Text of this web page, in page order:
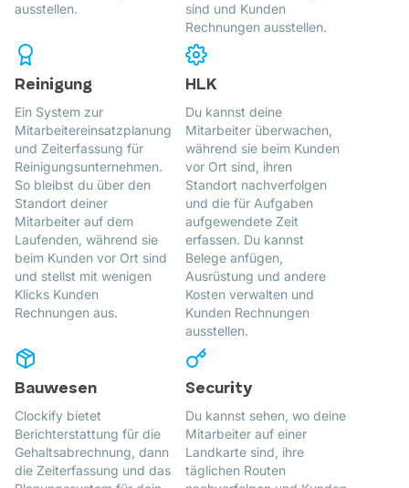
ausstellen.
sind und Kunden
Rechnungen ausstellen.
Reinigung
Ein System zur
Mitarbeitereinsatzplanung
und Zeiterfassung für
Reinigungsunternehmen.
So bleibst du über den
Standort deiner
Mitarbeiter auf dem
Laufenden, während sie
beim Kunden vor Ort sind
und stellst mit wenigen
Klicks Kunden
Rechnungen aus.
HLK
Du kannst deine
Mitarbeiter überwachen,
während sie beim Kunden
vor Ort sind, ihren
Standort nachverfolgen
und die für Aufgaben
aufgewendete Zeit
erfassen. Du kannst
Belege anfügen,
Ausrüstung und andere
Kosten verwalten und
Kunden Rechnungen
ausstellen.
Bauwesen
Clockify bietet
Berichterstattung für die
Gehaltsabrechnung, dann
die Zeiterfassung und das
Security
Du kannst sehen, wo deine
Mitarbeiter auf einer
Landkarte sind, ihre
täglichen Routen